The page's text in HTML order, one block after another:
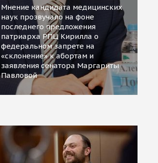
Мнение кандидата медицинских
наук прозвучало на фоне
последнего предложения
патриарха РПЦ Кирилла о
федеральном запрете на
«склонение» к абортам и
заявления сенатора Маргариты
Павловой